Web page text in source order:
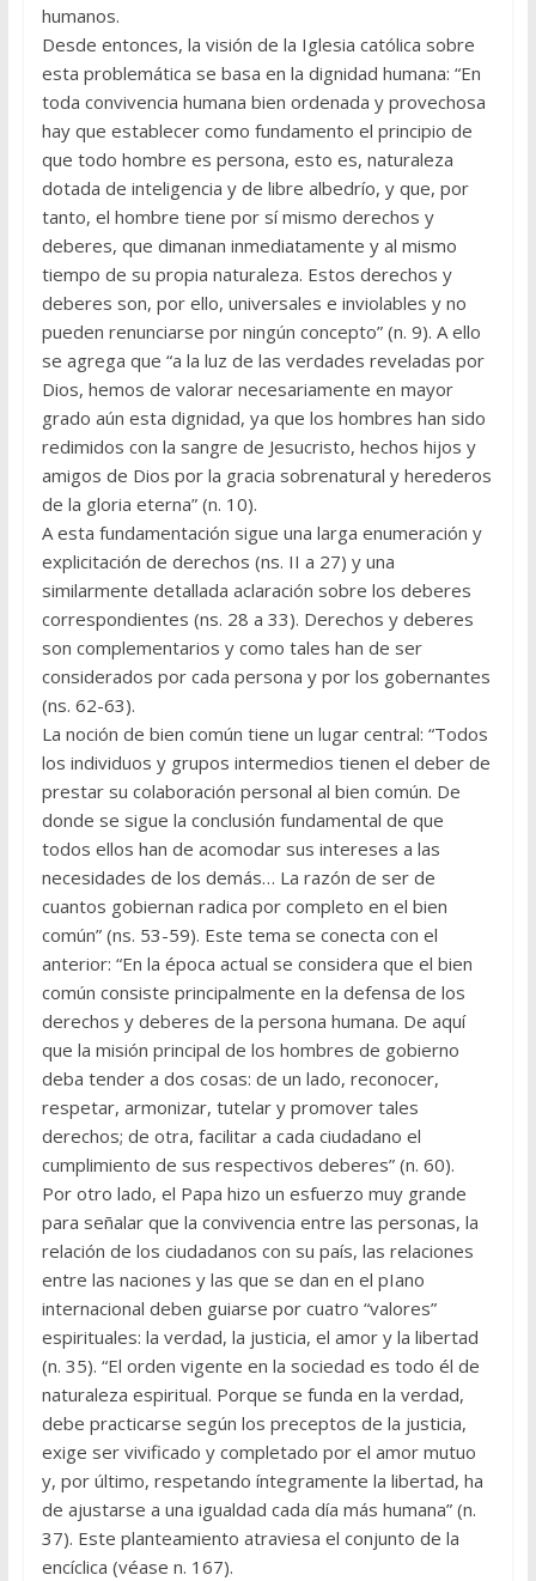
humanos.
Desde entonces, la visión de la Iglesia católica sobre
esta problemática se basa en la dignidad humana: “En
toda convivencia humana bien ordenada y provechosa
hay que establecer como fundamento el principio de
que todo hombre es persona, esto es, naturaleza
dotada de inteligencia y de libre albedrío, y que, por
tanto, el hombre tiene por sí mismo derechos y
deberes, que dimanan inmediatamente y al mismo
tiempo de su propia naturaleza. Estos derechos y
deberes son, por ello, universales e inviolables y no
pueden renunciarse por ningún concepto” (n. 9). A ello
se agrega que “a la luz de las verdades reveladas por
Dios, hemos de valorar necesariamente en mayor
grado aún esta dignidad, ya que los hombres han sido
redimidos con la sangre de Jesucristo, hechos hijos y
amigos de Dios por la gracia sobrenatural y herederos
de la gloria eterna” (n. 10).
A esta fundamentación sigue una larga enumeración y
explicitación de derechos (ns. II a 27) y una
similarmente detallada aclaración so­bre los deberes
correspondientes (ns. 28 a 33). Derechos y deberes
son complementarios y como tales han de ser
considerados por cada persona y por los gobernantes
(ns. 62-63).
La noción de bien común tiene un lugar central: “Todos
los individuos y grupos intermedios tienen el deber de
prestar su colaboración per­sonal al bien común. De
donde se sigue la conclusión fundamental de que
todos ellos han de acomodar sus intereses a las
necesida­des de los demás… La razón de ser de
cuantos gobiernan radica por completo en el bien
común” (ns. 53-59). Este tema se conecta con el
anterior: “En la época actual se considera que el bien
común consiste principalmente en la defensa de los
derechos y deberes de la persona humana. De aquí
que la misión principal de los hombres de gobierno
deba tender a dos cosas: de un lado, reconocer,
respetar, armonizar, tutelar y promover tales
derechos; de otra, facilitar a cada ciudadano el
cumplimiento de sus respectivos deberes” (n. 60).
Por otro lado, el Papa hizo un esfuerzo muy grande
para señalar que la convivencia entre las personas, la
relación de los ciudadanos con su país, las relaciones
entre las naciones y las que se dan en el pIano
internacional deben guiarse por cuatro “valores”
espirituales: la verdad, la justicia, el amor y la libertad
(n. 35). “El orden vigente en la sociedad es todo él de
naturaleza espiritual. Porque se funda en la verdad,
debe practicarse según los preceptos de la justicia,
exige ser vivificado y completado por el amor mutuo
y, por último, respetando íntegramente la libertad, ha
de ajustarse a una igualdad cada día más humana” (n.
37). Este planteamiento atraviesa el conjunto de la
encí­clica (véase n. 167).